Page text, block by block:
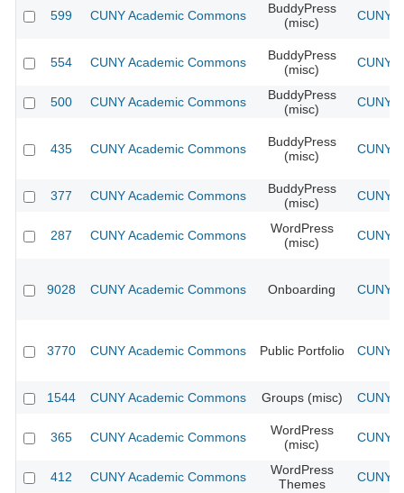
599 CUNY Academic Commons
BuddyPress
(misc)
CUNY
554 CUNY Academic Commons
BuddyPress
(misc)
CUNY
500 CUNY Academic Commons
BuddyPress
(misc)
CUNY
435 CUNY Academic Commons
BuddyPress
(misc)
CUNY
377 CUNY Academic Commons
BuddyPress
(misc)
CUNY
287 CUNY Academic Commons
WordPress
(misc)
CUNY
9028 CUNY Academic Commons Onboarding CUNY
3770 CUNY Academic Commons Public Portfolio CUNY
1544 CUNY Academic Commons Groups (misc) CUNY
365 CUNY Academic Commons
WordPress
(misc)
CUNY
412 CUNY Academic Commons
WordPress
Themes
CUNY